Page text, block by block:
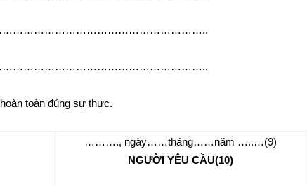
toàn đúng sự thực.
………., ngày……tháng……năm …..…(9)
NGƯỜI YÊU CẦU(10)